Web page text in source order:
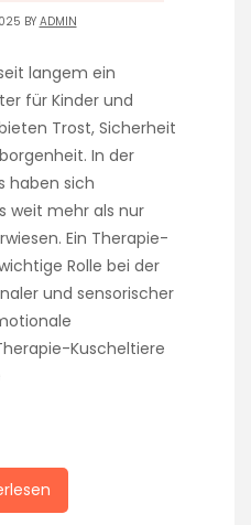
BY ADMIN
langem ein
für Kinder und
Trost, Sicherheit
In der
haben sich
weit mehr als nur
Ein Therapie-
Rolle bei der
und sensorischer
Kuscheltiere